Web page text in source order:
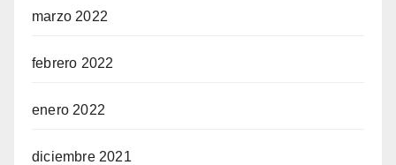
marzo 2022
febrero 2022
enero 2022
diciembre 2021